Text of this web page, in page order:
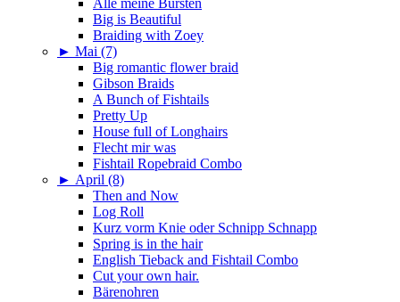
Alle meine Bürsten
Big is Beautiful
Braiding with Zoey
► Mai (7)
Big romantic flower braid
Gibson Braids
A Bunch of Fishtails
Pretty Up
House full of Longhairs
Flecht mir was
Fishtail Ropebraid Combo
► April (8)
Then and Now
Log Roll
Kurz vorm Knie oder Schnipp Schnapp
Spring is in the hair
English Tieback and Fishtail Combo
Cut your own hair.
Bärenohren